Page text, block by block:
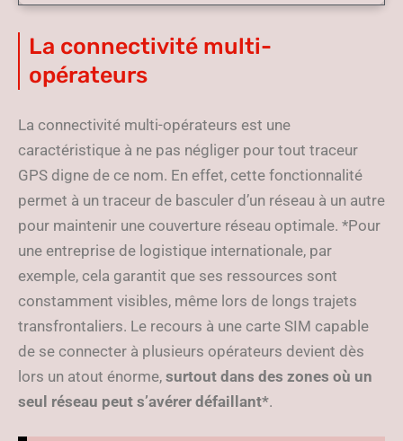
La connectivité multi-
opérateurs
La connectivité multi-opérateurs est une
caractéristique à ne pas négliger pour tout traceur
GPS digne de ce nom. En effet, cette fonctionnalité
permet à un traceur de basculer d’un réseau à un autre
pour maintenir une couverture réseau optimale. *Pour
une entreprise de logistique internationale, par
exemple, cela garantit que ses ressources sont
constamment visibles, même lors de longs trajets
transfrontaliers. Le recours à une carte SIM capable
de se connecter à plusieurs opérateurs devient dès
lors un atout énorme, surtout dans des zones où un
seul réseau peut s’avérer défaillant*.